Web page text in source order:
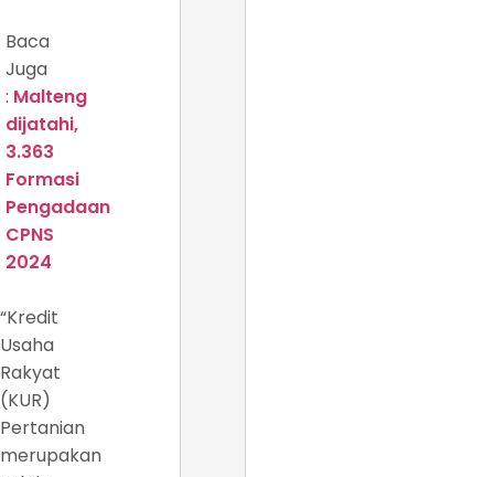
Baca
Juga
: Malteng
dijatahi,
3.363
Formasi
Pengadaan
CPNS
2024
“Kredit
Usaha
Rakyat
(KUR)
Pertanian
merupakan